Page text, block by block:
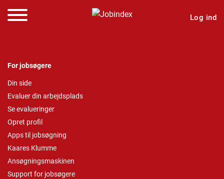
Log ind
For jobsøgere
Din side
Evaluer din arbejdsplads
Se evalueringer
Opret profil
Apps til jobsøgning
Kaares Klumme
Ansøgningsmaskinen
Support for jobsøgere